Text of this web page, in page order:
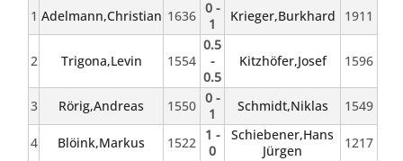
1 Adelmann,Christian 1636 0 -
1
Krieger,Burkhard 1911
2 Trigona,Levin 1554
0.5
-
0.5
Kitzhöfer,Josef 1596
3 Rörig,Andreas 1550 0 -
1
Schmidt,Niklas 1549
4 Blöink,Markus 1522 1 -
0
Schiebener,Hans
Jürgen
1217